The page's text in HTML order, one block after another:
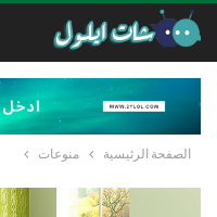
الصفحة الرئيسية منوعات